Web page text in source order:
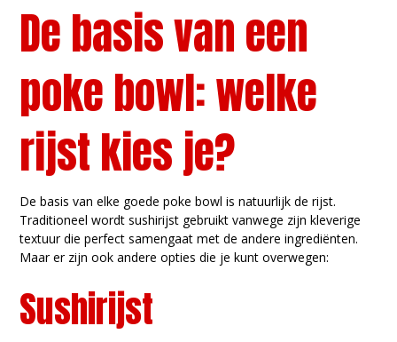
De basis van een
poke bowl: welke
rijst kies je?
De basis van elke goede poke bowl is natuurlijk de rijst.
Traditioneel wordt sushirijst gebruikt vanwege zijn kleverige
textuur die perfect samengaat met de andere ingrediënten.
Maar er zijn ook andere opties die je kunt overwegen:
Sushirijst